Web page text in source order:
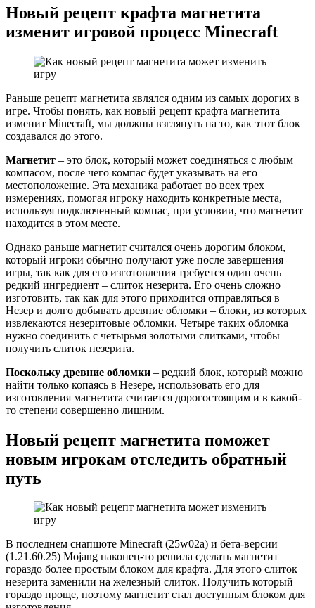
Новый рецепт крафта магнетита
изменит игровой процесс Minecraft
Раньше рецепт магнетита являлся одним из самых дорогих в
игре. Чтобы понять, как новый рецепт крафта магнетита
изменит Minecraft, мы должны взглянуть на то, как этот блок
создавался до этого.
Магнетит – это блок, который может соединяться с любым
компасом, после чего компас будет указывать на его
местоположение. Эта механика работает во всех трех
измерениях, помогая игроку находить конкретные места,
используя подключенный компас, при условии, что магнетит
находится в этом месте.
Однако раньше магнетит считался очень дорогим блоком,
который игроки обычно получают уже после завершения
игры, так как для его изготовления требуется один очень
редкий ингредиент – слиток незерита. Его очень сложно
изготовить, так как для этого приходится отправляться в
Незер и долго добывать древние обломки – блоки, из которых
извлекаются незеритовые обломки. Четыре таких обломка
нужно соединить с четырьмя золотыми слитками, чтобы
получить слиток незерита.
Поскольку древние обломки – редкий блок, который можно
найти только копаясь в Незере, использовать его для
изготовления магнетита считается дорогостоящим и в какой-
то степени совершенно лишним.
Новый рецепт магнетита поможет
новым игрокам отследить обратный
путь
В последнем снапшоте Minecraft (25w02a) и бета-версии
(1.21.60.25) Mojang наконец-то решила сделать магнетит
гораздо более простым блоком для крафта. Для этого слиток
незерита заменили на железный слиток. Получить который
гораздо проще, поэтому магнетит стал доступным блоком для